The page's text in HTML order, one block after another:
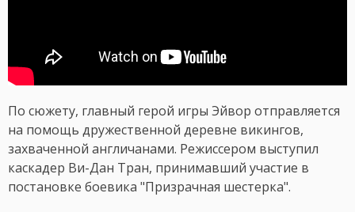
По сюжету, главный герой игры Эйвор отправляется
на помощь дружественной деревне викингов,
захваченной англичанами. Режиссером выступил
каскадер Ви-Дан Тран, принимавший участие в
постановке боевика "Призрачная шестерка".